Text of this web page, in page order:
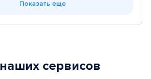
Показать еще
наших сервисов